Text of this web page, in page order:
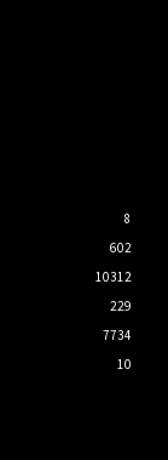
8
602
10312
229
7734
10